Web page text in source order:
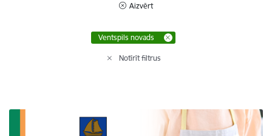
Aizvērt
Ventspils novads
Notīrīt filtrus